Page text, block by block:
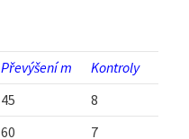
Převýšení m
Kontroly
45
8
60
7